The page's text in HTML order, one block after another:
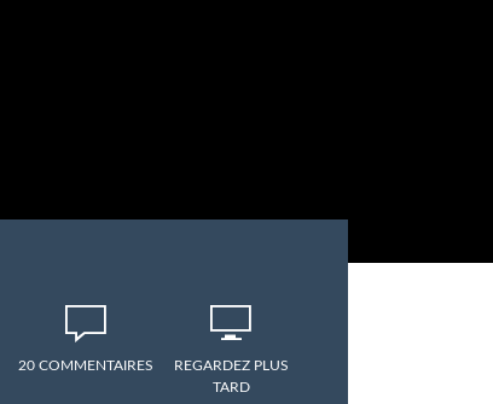
20 COMMENTAIRES
REGARDEZ PLUS
TARD